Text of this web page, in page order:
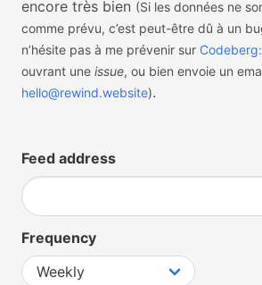
encore très bien (Si les données ne
comme prévu, c’est peut-être dû à un
n’hésite pas à me prévenir sur
ouvrant une issue, ou bien envoie un
hello@rewind.website).
Feed address
Frequency